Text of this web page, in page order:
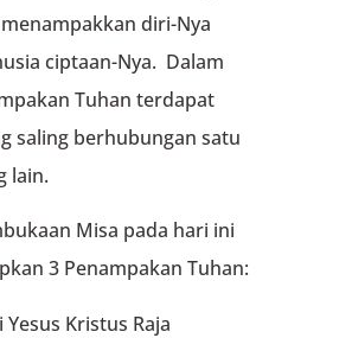
diri-Nya
ciptaan-Nya. Dalam
Tuhan terdapat
saling berhubungan satu
lain.
Misa pada hari ini
3 Penampakan Tuhan:
Yesus Kristus Raja